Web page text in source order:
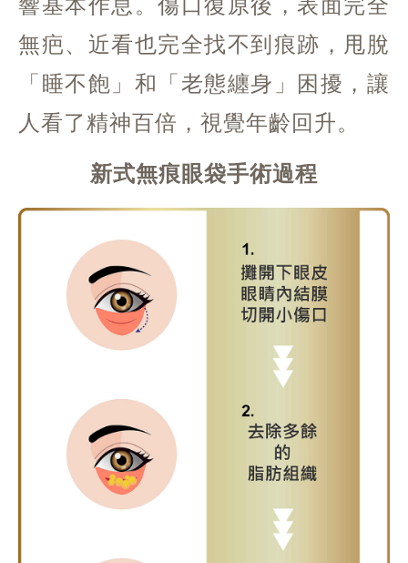
響基本作息。傷口復原後，表面完全
無疤、近看也完全找不到痕跡，甩脫
「睡不飽」和「老態纏身」困擾，讓
人看了精神百倍，視覺年齡回升。
新式無痕眼袋手術過程